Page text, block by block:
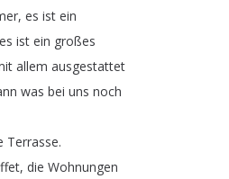
, es ist ein
es ist ein großes
allem ausgestattet
was bei uns noch
Terrasse.
, die Wohnungen